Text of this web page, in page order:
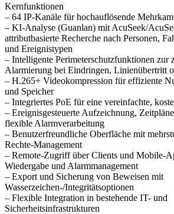
Kernfunktionen
– 64 IP-Kanäle für hochauflösende
– KI-Analyse (Guanlan) mit AcuSeek/
attributbasierte Recherche nach Personen,
und Ereignistypen
– Intelligente Perimeterschutzfunktionen zur
Alarmierung bei Eindringen, Linienübertritt
– H.265+ Videokompression für effiziente
und Speicher
– Integriertes PoE für eine vereinfachte,
– Ereignisgesteuerte Aufzeichnung,
flexible Alarmverarbeitung
– Benutzerfreundliche Oberfläche mit
Rechte-Management
– Remote-Zugriff über Clients und Mobile-
Wiedergabe und Alarmmanagement
– Export und Sicherung von Beweisen mit
Wasserzeichen-/Integritätsoptionen
– Flexible Integration in bestehende IT- und
Sicherheitsinfrastrukturen